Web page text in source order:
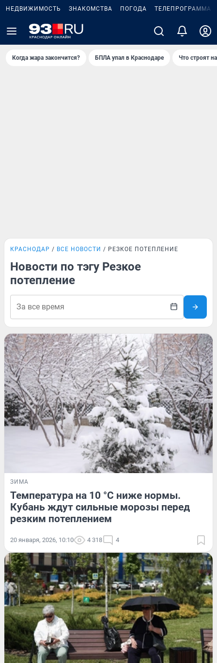
НЕДВИЖИМОСТЬ ЗНАКОМСТВА ПОГОДА ТЕЛЕПРОГРАММА
Когда жара закончится? БПЛА упал в Краснодаре Что строят
КРАСНОДАР ВСЕ НОВОСТИ РЕЗКОЕ ПОТЕПЛЕНИЕ
Новости по тэгу Резкое
потепление
ЗИМА
Температура на 10 °С ниже нормы.
Кубань ждут сильные морозы перед
резким потеплением
20 января, 2026, 10:10 4 318 4